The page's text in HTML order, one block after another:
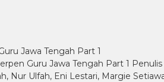
Jawa Tengah Part 1
Guru Jawa Tengah Part 1
Nur Ulfah, Eni Lestari, Margie